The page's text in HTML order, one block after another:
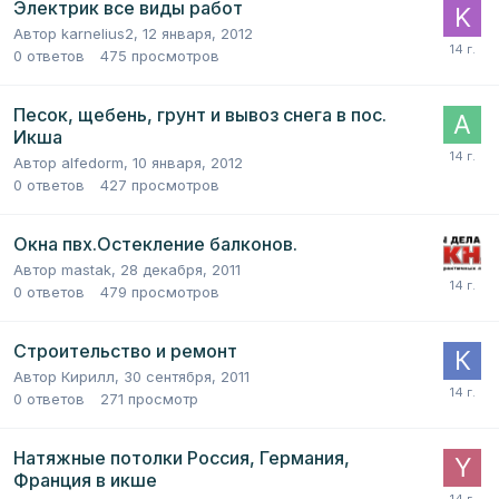
Электрик все виды работ
Автор karnelius2, 12 января, 2012
0 ответов 475 просмотров
Песок, щебень, грунт и вывоз снега в пос.
Икша
Автор alfedorm, 10 января, 2012
0 ответов 427 просмотров
Окна пвх.Остекление балконов.
Автор mastak, 28 декабря, 2011
0 ответов 479 просмотров
Строительство и ремонт
Автор Кирилл, 30 сентября, 2011
0 ответов 271 просмотр
Натяжные потолки Россия, Германия,
Франция в икше